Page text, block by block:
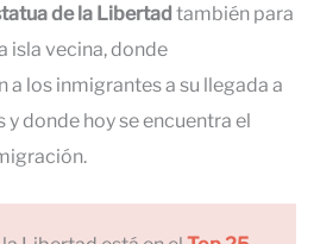
de la Libertad también para
isla vecina, donde
a los inmigrantes a su llegada a
y donde hoy se encuentra el